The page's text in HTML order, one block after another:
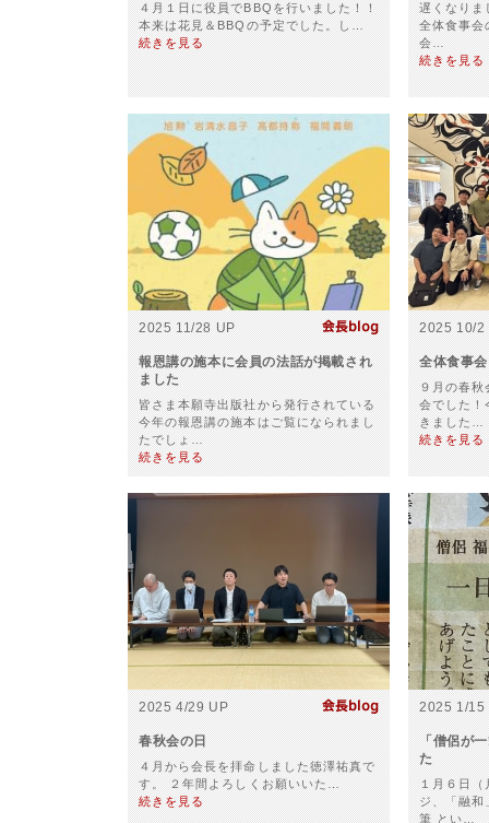
４月１日に役員でBBQを行いました！！
本来は花見＆BBQの予定でした。し…
続きを見る
遅くなりま
全体食事会
会…
続きを見る
2025 11/28 UP
報恩講の施本に会員の法話が掲載され
ました
皆さま本願寺出版社から発行されている
今年の報恩講の施本はご覧になられまし
たでしょ…
続きを見る
2025 10/2
全体食事
９月の春秋
会でした！
きました…
続きを見る
2025 4/29 UP
春秋会の日
４月から会長を拝命しました徳澤祐真で
す。 ２年間よろしくお願いいた…
続きを見る
2025 1/15
「僧侶が
た
１月６日（
ジ、「融和
筆 とい…